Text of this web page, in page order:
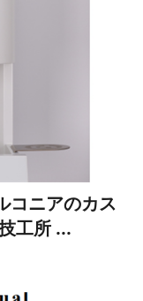
コニアのカス
工所 ...